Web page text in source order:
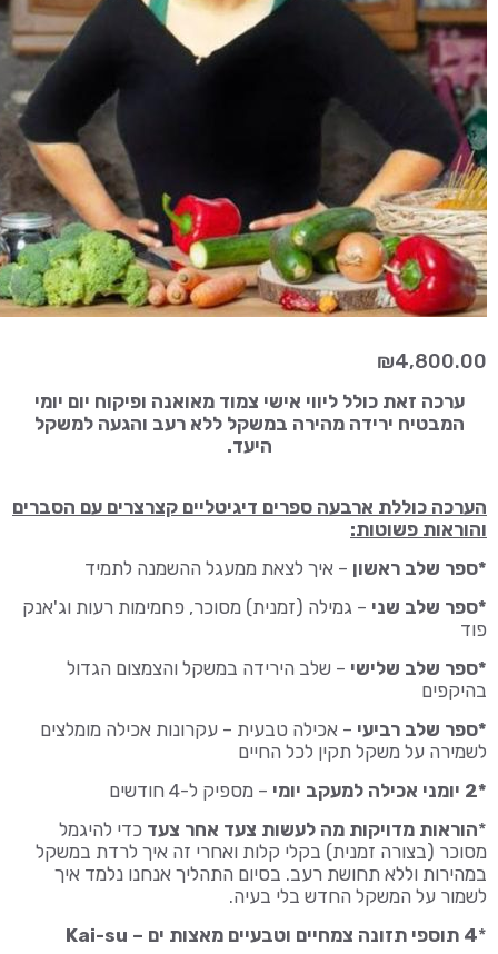
₪4,800.00
ערכה זאת כולל ליווי אישי צמוד מאואנה ופיקוח יום יומי
המבטיח ירידה מהירה במשקל ללא רעב והגעה למשקל
היעד.
הערכה כוללת ארבעה ספרים דיגיטליים קצרצרים עם הסברים
והוראות פשוטות:
*ספר שלב ראשון– איך לצאת ממעגל ההשמנה לתמיד
*ספר שלב שני– גמילה (זמנית) מסוכר, פחמימות רעות וג'אנק
פוד
*ספר שלב שלישי– שלב הירידה במשקל והצמצום הגדול
בהיקפים
*ספר שלב רביעי– אכילה טבעית – עקרונות אכילה מומלצים
לשמירה על משקל תקין לכל החיים
– מספיק ל-4 חודשים
הוראות מדויקות מה לעשות צעד אחר צעדכדי להיגמל
מסוכר (בצורה זמנית) בקלי קלות ואחרי זה איך לרדת במשקל
במהירות וללא תחושת רעב. בסיום התהליך אנחנו נלמד איך
לשמור על המשקל החדש בלי בעיה.
4 תוספי תזונה צמחיים וטבעיים מאצות ים – Kai-su